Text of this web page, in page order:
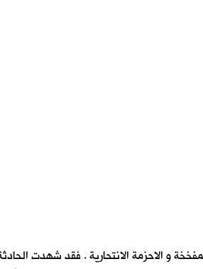
و الاحزمة الانتحارية . فقد شهدت